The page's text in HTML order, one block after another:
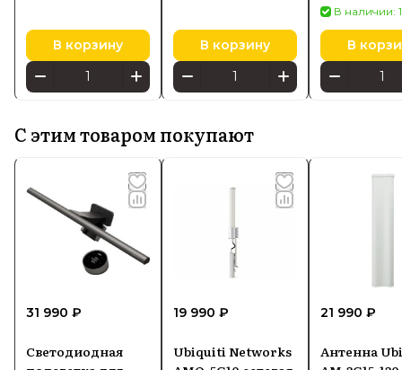
В корзину В корзину
В наличии:
В
С этим товаром покупают
31 990 ₽
Светодиодная
19 990 ₽
Ubiquiti Networks
21 990 ₽
Антенна